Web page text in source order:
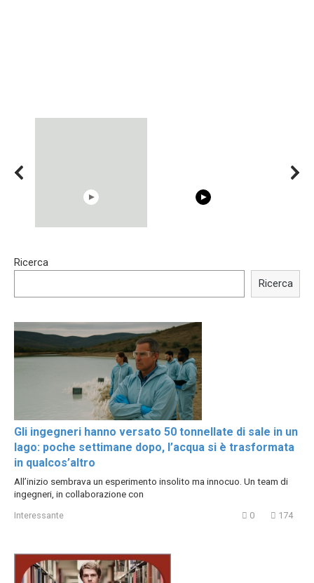
Trying BOLLYWOOD
Shocking illusion - Pretty
Ricerca
Ricerca
Gli ingegneri hanno versato 50 tonnellate di sale in un
lago: poche settimane dopo, l’acqua si è trasformata
in qualcos’altro
All’inizio sembrava un esperimento insolito ma innocuo. Un team di
ingegneri, in collaborazione con
Interessante 0 174